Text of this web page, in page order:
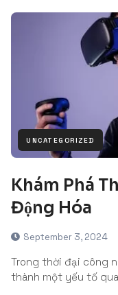
UNCATEGORIZED
Khám Phá
Động Hóa
September 3, 2024
Trong thời đại công
thành một yếu tố